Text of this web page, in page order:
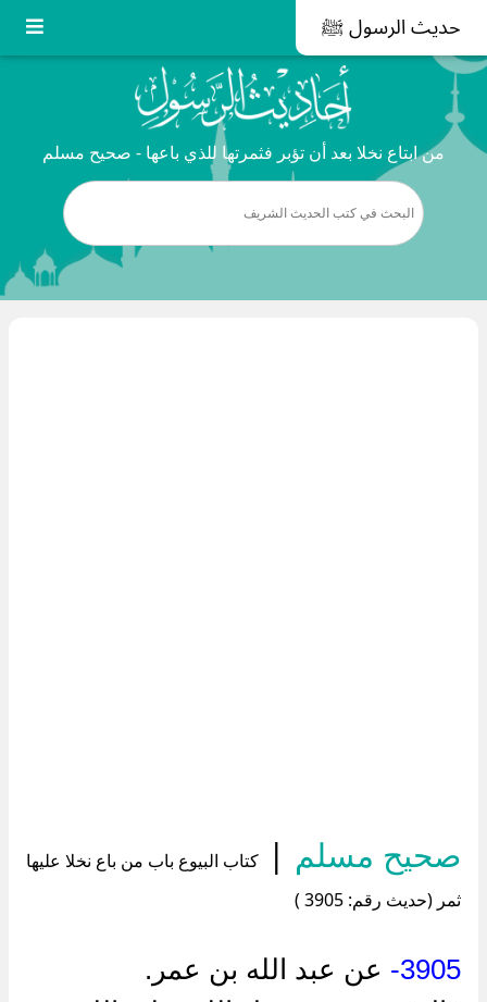
حديث الرسول ﷺ
من ابتاع نخلا بعد أن تؤبر فثمرتها للذي باعها - صحيح مسلم
صحيح مسلم |
كتاب البيوع باب من باع نخلا عليها
ثمر (حديث رقم: 3905 )
3905-
عن عبد الله بن عمر.